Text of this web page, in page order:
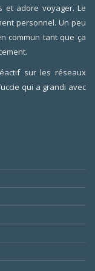
et adore voyager. Le
personnel. Un peu
commun tant que ça
sur les réseaux
qui a grandi avec